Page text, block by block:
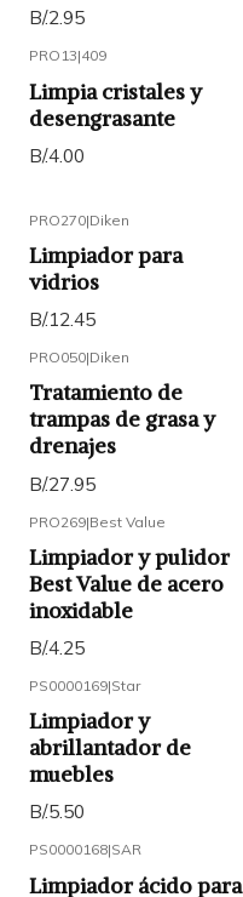
B/.2.95
PRO13|409
Limpia cristales y
desengrasante
B/.4.00
PRO270|Diken
Limpiador para
vidrios
B/.12.45
PRO050|Diken
Tratamiento de
trampas de grasa y
drenajes
B/.27.95
PRO269|Best Value
Limpiador y pulidor
Best Value de acero
inoxidable
B/.4.25
PS0000169|Star
Limpiador y
abrillantador de
muebles
B/.5.50
PS0000168|SAR
Limpiador ácido para